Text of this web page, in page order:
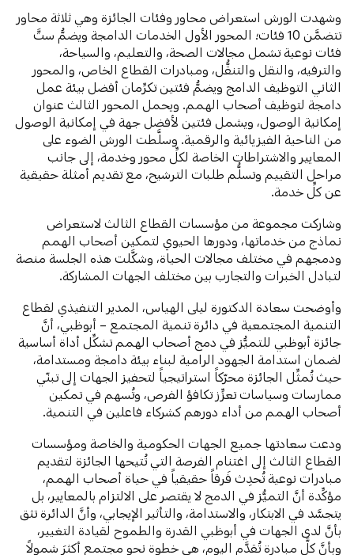
وشهدت الورش استعراض محاور وفئات الجائزة وهي ثلاثة محاور
تتضمَّن 10 فئات؛ المحور الأول الخدمات الدامجة ويضمُّ ستَّ
فئات نوعية تشمل مجالات الصحة، والتعليم، والسياحة،
والترفيه، والنقل والتنقُّل، ومبادرات القطاع الخاص، والمحور
الثاني التوظيف الدامج ويضمُّ فئتين تكرِّمان أفضل بيئة عمل
دامجة لتوظيف أصحاب الهمم. ويحمل المحور الثالث عنوان
إمكانية الوصول، ويشمل فئتين لأفضل جهة في إمكانية الوصول
من الناحية الفيزيائية والرقمية. وسلَّطت الورش الضوء على
المعايير والاشتراطات الخاصة لكلِّ محور وخدمة، إلى جانب
مراحل التقييم وتسلُّم طلبات الترشيح، مع تقديم أمثلة حقيقية
عن كلِّ خدمة.
وشاركت مجموعة من مؤسسات القطاع الثالث لاستعراض
نماذج من خدماتها، ودورها الحيوي لتمكين أصحاب الهمم
ودمجهم في مختلف مجالات الحياة، وشكَّلت هذه الجلسة منصة
لتبادل الخبرات والتجارب بين مختلف الجهات المشاركة.
وأوضحت سعادة الدكتورة ليلى الهياس، المدير التنفيذي لقطاع
التنمية المجتمعية في دائرة تنمية المجتمع – أبوظبي، أنَّ
جائزة أبوظبي للتميُّز في دمج أصحاب الهمم تشكِّل أداة أساسية
لضمان استدامة الجهود الرامية لبناء بيئة دامجة ومستدامة،
حيث تُمثِّل الجائزة محرّكاً استراتيجياً لتحفيز الجهات إلى تبنّي
ممارسات وسياسات تعزِّز تكافؤ الفرص، وتُسهم في تمكين
أصحاب الهمم من أداء دورهم كشركاء فاعلين في التنمية.
ودعت سعادتها جميع الجهات الحكومية والخاصة ومؤسسات
القطاع الثالث إلى اغتنام الفرصة التي تُتيحها الجائزة لتقديم
مبادرات نوعية تُحدِث فَرقاً حقيقياً في حياة أصحاب الهمم،
مؤكِّدة أنَّ التميُّز في الدمج لا يقتصر على الالتزام بالمعايير، بل
يتجسَّد في الابتكار، والاستدامة، والتأثير الإيجابي، وأنَّ الدائرة تثق
بأنَّ لدى الجهات في أبوظبي القدرة والطموح لقيادة التغيير،
وبأنَّ كلَّ مبادرة تُقدَّم اليوم، هي خطوة نحو مجتمعٍ أكثرَ شمولاً